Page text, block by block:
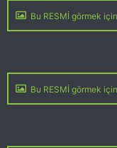
Bu RESMİ görmek
Bu RESMİ görmek